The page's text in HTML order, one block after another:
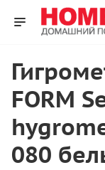
FORM
080